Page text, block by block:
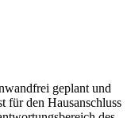
geplant und
für den Hausanschluss